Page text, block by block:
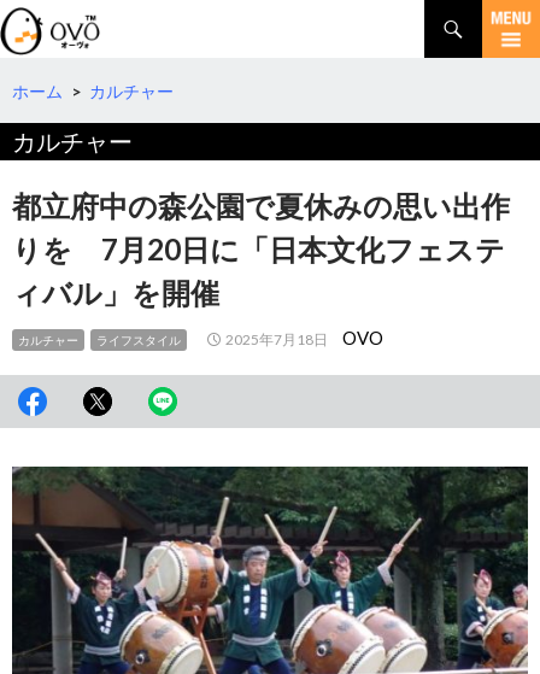
検
索
コ
テ
ツ
へ
移
動
ホーム > カルチャー
カルチャー
都立府中の森公園で夏休みの思い出作
りを 7月20日に「日本文化フェステ
ィバル」を開催
カルチャー ライフスタイル 2025年7月18日 OVO